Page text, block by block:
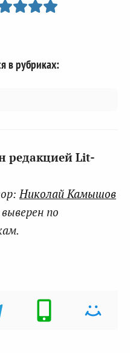
в рубриках:
редакцией Lit-
Николай Камышов
по